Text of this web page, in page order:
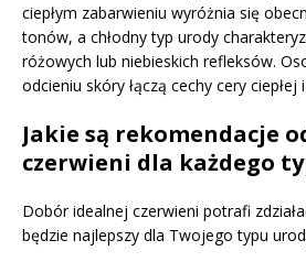
ciepłym zabarwieniu wyróżnia się
tonów, a chłodny typ urody
różowych lub niebieskich refleksów.
odcieniu skóry łączą cechy cery ciepłej
Jakie są rekomendacje
czerwieni dla każdego
Dobór idealnej czerwieni potrafi
będzie najlepszy dla Twojego typu